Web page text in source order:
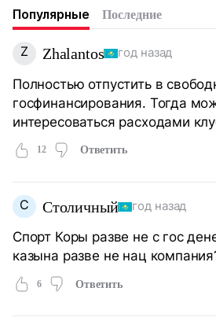
Популярные Последние
Z Zhalantos год назад
Полностью отпустить в
госфинансирования. Тогда
интересоваться расходами
12 Ответить
С Столичный год назад
Спорт Коры разве не с гос
казына разве не нац
6 Ответить